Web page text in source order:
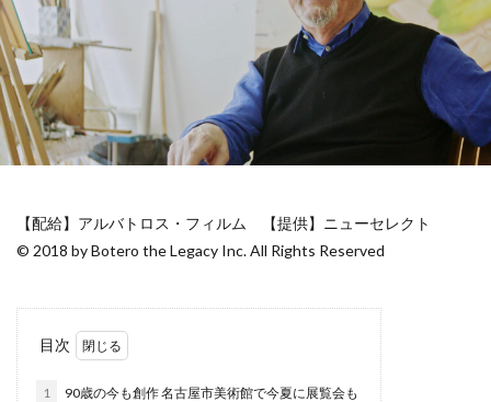
【配給】アルバトロス・フィルム 【提供】ニューセレクト
© 2018 by Botero the Legacy Inc. All Rights Reserved
目次
1 90歳の今も創作 名古屋市美術館で今夏に展覧会も